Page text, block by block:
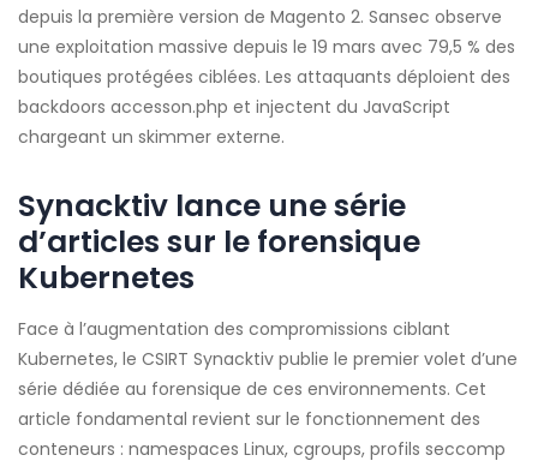
depuis la première version de Magento 2. Sansec observe
une exploitation massive depuis le 19 mars avec 79,5 % des
boutiques protégées ciblées. Les attaquants déploient des
backdoors accesson.php et injectent du JavaScript
chargeant un skimmer externe.
Synacktiv lance une série
d’articles sur le forensique
Kubernetes
Face à l’augmentation des compromissions ciblant
Kubernetes, le CSIRT Synacktiv publie le premier volet d’une
série dédiée au forensique de ces environnements. Cet
article fondamental revient sur le fonctionnement des
conteneurs : namespaces Linux, cgroups, profils seccomp